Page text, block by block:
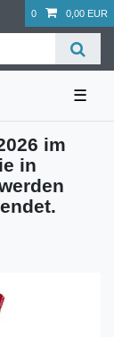
0 0,00 EUR
☰
im
in